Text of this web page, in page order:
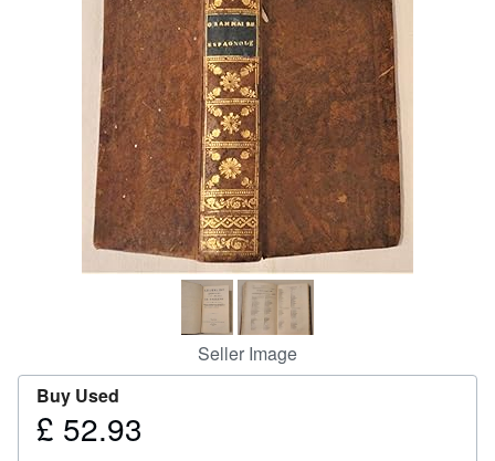
Art & Collectables
Start Selling
CLOSE
Seller Image
Buy Used
Price
£ 52.93